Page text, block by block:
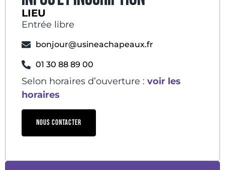
LIEU
Entrée libre
bonjour@usineachapeaux.fr
01 30 88 89 00
Selon horaires d’ouverture : voir les
horaires
NOUS CONTACTER